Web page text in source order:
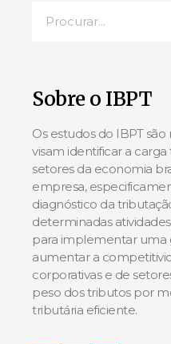
Sobre o IBPT
Os estudos do IBPT
visam identificar a
setores da economia
empresa,
diagnóstico da
determinadas
para implementar uma
aumentar a
corporativas e de
peso dos tributos por
tributária eficiente.